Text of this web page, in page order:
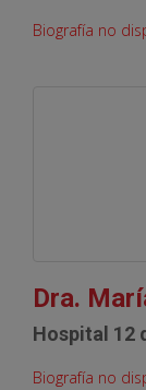
Biografía no
Dra.
Hospital 12
Biografía no